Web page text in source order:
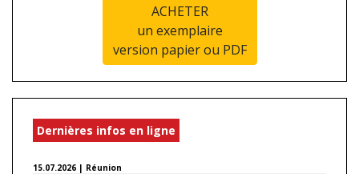
ACHETER
un exemplaire
version papier ou PDF
Dernières infos en ligne
15.07.2026 | Réunion